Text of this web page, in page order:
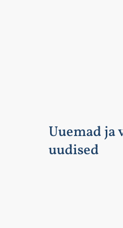
Uuemad ja
uudised